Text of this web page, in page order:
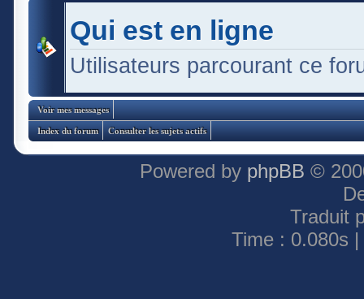
Qui est en ligne
Utilisateurs parcourant ce
Voir mes messages
Index du forum Consulter les sujets actifs
Powered by phpBB ©
Traduit
Time : 0.080s